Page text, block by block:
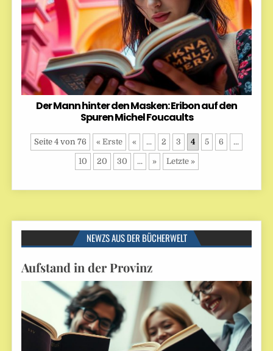
Der Mann hinter den Masken: Eribon auf den
Spuren Michel Foucaults
Seite 4 von 76 « Erste « ... 2 3 4 5 6 ...
10 20 30 ... » Letzte »
NEWZS AUS DER BÜCHERWELT
Aufstand in der Provinz